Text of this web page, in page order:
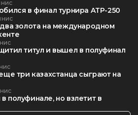
в финал турнира ATP-250
два золота на международном
титул и вышел в полуфинал
три казахстанца сыграют на
полуфинале, но взлетит в